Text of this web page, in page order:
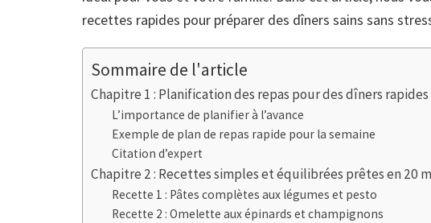
recettes rapides pour préparer des dîners sains sans
Sommaire de l'article
Chapitre 1 : Planification des repas pour des dîners rapides
L’importance de planifier à l’avance
Exemple de plan de repas rapide pour la semaine
Citation d’expert
Chapitre 2 : Recettes simples et équilibrées prêtes en 20
Recette 1 : Pâtes complètes aux légumes et pesto
Recette 2 : Omelette aux épinards et champignons